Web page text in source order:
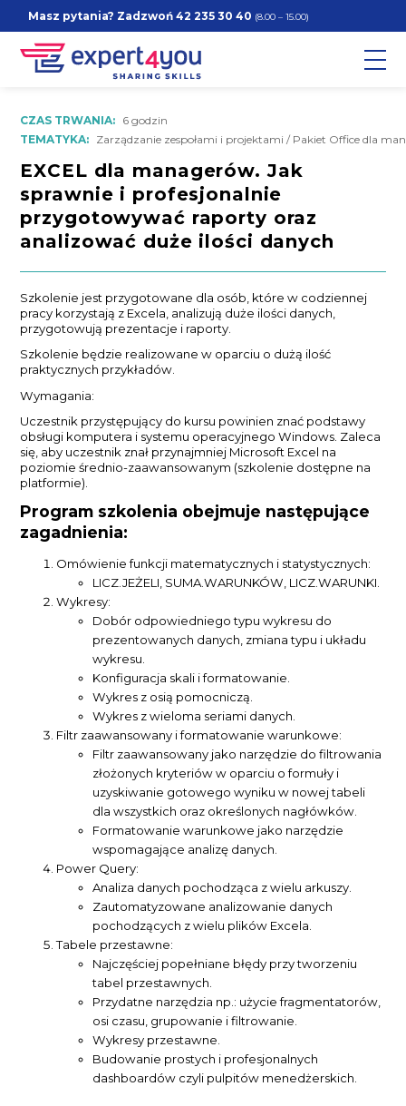
Masz pytania? Zadzwoń42 235 30 40 (8.00 – 15.00)
CZAS TRWANIA: 6 godzin
TEMATYKA: Zarządzanie zespołami i projektami / Pakiet Office dla
EXCEL dla managerów. Jak
sprawnie i profesjonalnie
przygotowywać raporty oraz
analizować duże ilości danych
Szkolenie jest przygotowane dla osób, które w codziennej
pracy korzystają z Excela, analizują duże ilości danych,
przygotowują prezentacje i raporty.
Szkolenie będzie realizowane w oparciu o dużą ilość
praktycznych przykładów.
Wymagania:
Uczestnik przystępujący do kursu powinien znać podstawy
obsługi komputera i systemu operacyjnego Windows. Zaleca
się, aby uczestnik znał przynajmniej Microsoft Excel na
poziomie średnio-zaawansowanym (szkolenie dostępne na
platformie).
Program szkolenia obejmuje następujące
zagadnienia:
Omówienie funkcji matematycznych i statystycznych:
LICZ.JEŻELI, SUMA.WARUNKÓW, LICZ.WARUNKI.
Wykresy:
Dobór odpowiedniego typu wykresu do
prezentowanych danych, zmiana typu i układu
wykresu.
Konfiguracja skali i formatowanie.
Wykres z osią pomocniczą.
Wykres z wieloma seriami danych.
Filtr zaawansowany i formatowanie warunkowe:
Filtr zaawansowany jako narzędzie do filtrowania
złożonych kryteriów w oparciu o formuły i
uzyskiwanie gotowego wyniku w nowej tabeli
dla wszystkich oraz określonych nagłówków.
Formatowanie warunkowe jako narzędzie
wspomagające analizę danych.
Power Query:
Analiza danych pochodząca z wielu arkuszy.
Zautomatyzowane analizowanie danych
pochodzących z wielu plików Excela.
Tabele przestawne:
Najczęściej popełniane błędy przy tworzeniu
tabel przestawnych.
Przydatne narzędzia np.: użycie fragmentatorów,
osi czasu, grupowanie i filtrowanie.
Wykresy przestawne.
Budowanie prostych i profesjonalnych
dashboardów czyli pulpitów menedżerskich.